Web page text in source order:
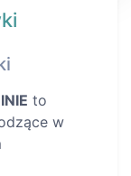
to
w